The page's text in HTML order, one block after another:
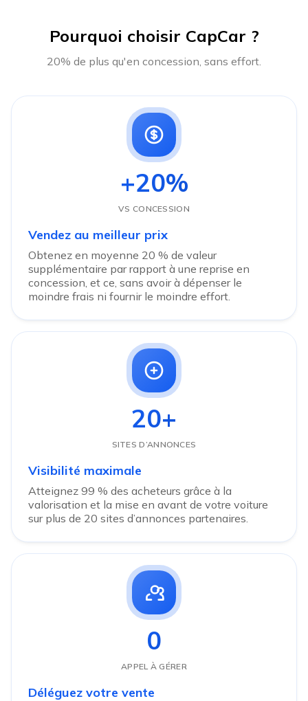
Pourquoi choisir CapCar ?
20% de plus qu'en concession, sans effort.
+20%
VS CONCESSION
Vendez au meilleur prix
Obtenez en moyenne 20 % de valeur
supplémentaire par rapport à une reprise en
concession, et ce, sans avoir à dépenser le
moindre frais ni fournir le moindre effort.
20+
SITES D’ANNONCES
Visibilité maximale
Atteignez 99 % des acheteurs grâce à la
valorisation et la mise en avant de votre voiture
sur plus de 20 sites d’annonces partenaires.
0
APPEL À GÉRER
Déléguez votre vente